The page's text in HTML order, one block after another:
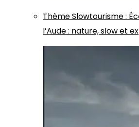
ThèmeSlowtourisme:
l’Aude : nature, slow et